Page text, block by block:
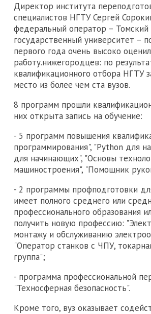
Директор института
специалистов НГТУ Сергей
федеральный оператор – Томский
государственный университет –
первого года очень высоко оценил
работу.нижегородцев: по
квалификационного отбора НГТУ
место из более чем ста вузов.
8 программ прошли
них открыта запись на обучение:
- 5 программ повышения
программирования", "Python для
для начинающих", "Основы
машиностроения", "Помощник
- 2 программы профподготовки
имеет полного среднего или
профессионального образования
получить новую профессию:
монтажу и обслуживанию
"Оператор станков с ЧПУ,
группа";
- программа профессиональной
"Техносферная безопасность".
Кроме того, вуз оказывает